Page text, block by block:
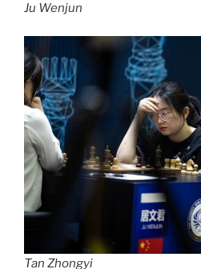
Ju Wenjun
Tan Zhongyi